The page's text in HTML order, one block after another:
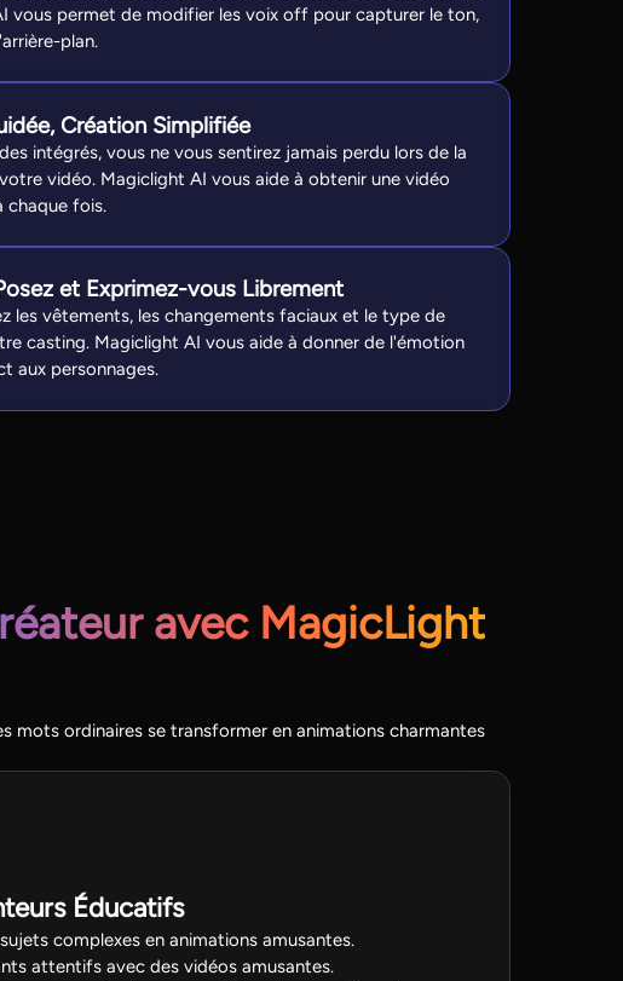
vous permet de modifier les voix off pour capturer le ton,
plan.
Création Simplifiée
intégrés, vous ne vous sentirez jamais perdu lors de la
vidéo. Magiclight AI vous aide à obtenir une vidéo
chaque fois.
et Exprimez-vous Librement
les vêtements, les changements faciaux et le type de
casting. Magiclight AI vous aide à donner de l'émotion
aux personnages.
avec MagicLight
mots ordinaires se transformer en animations charmantes
Éducatifs
complexes en animations amusantes.
attentifs avec des vidéos amusantes.